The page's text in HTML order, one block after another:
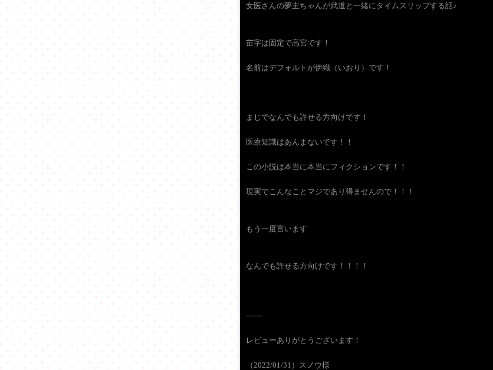
女医さんの夢主ちゃんが武道と一緒にタイムスリップする話♪
苗字は固定で高宮です！
名前はデフォルトが伊織（いおり）です！
まじでなんでも許せる方向けです！
医療知識はあんまないです！！
この小説は本当に本当にフィクションです！！
現実でこんなことマジであり得ませんので！！！
もう一度言います
なんでも許せる方向けです！！！！
───
レビューありがとうございます！
（2022/01/31）スノウ様